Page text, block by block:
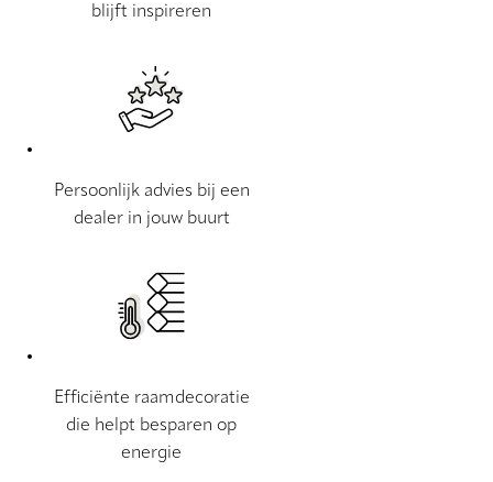
blijft inspireren
Persoonlijk advies bij een
dealer in jouw buurt
Efficiënte raamdecoratie
die helpt besparen op
energie